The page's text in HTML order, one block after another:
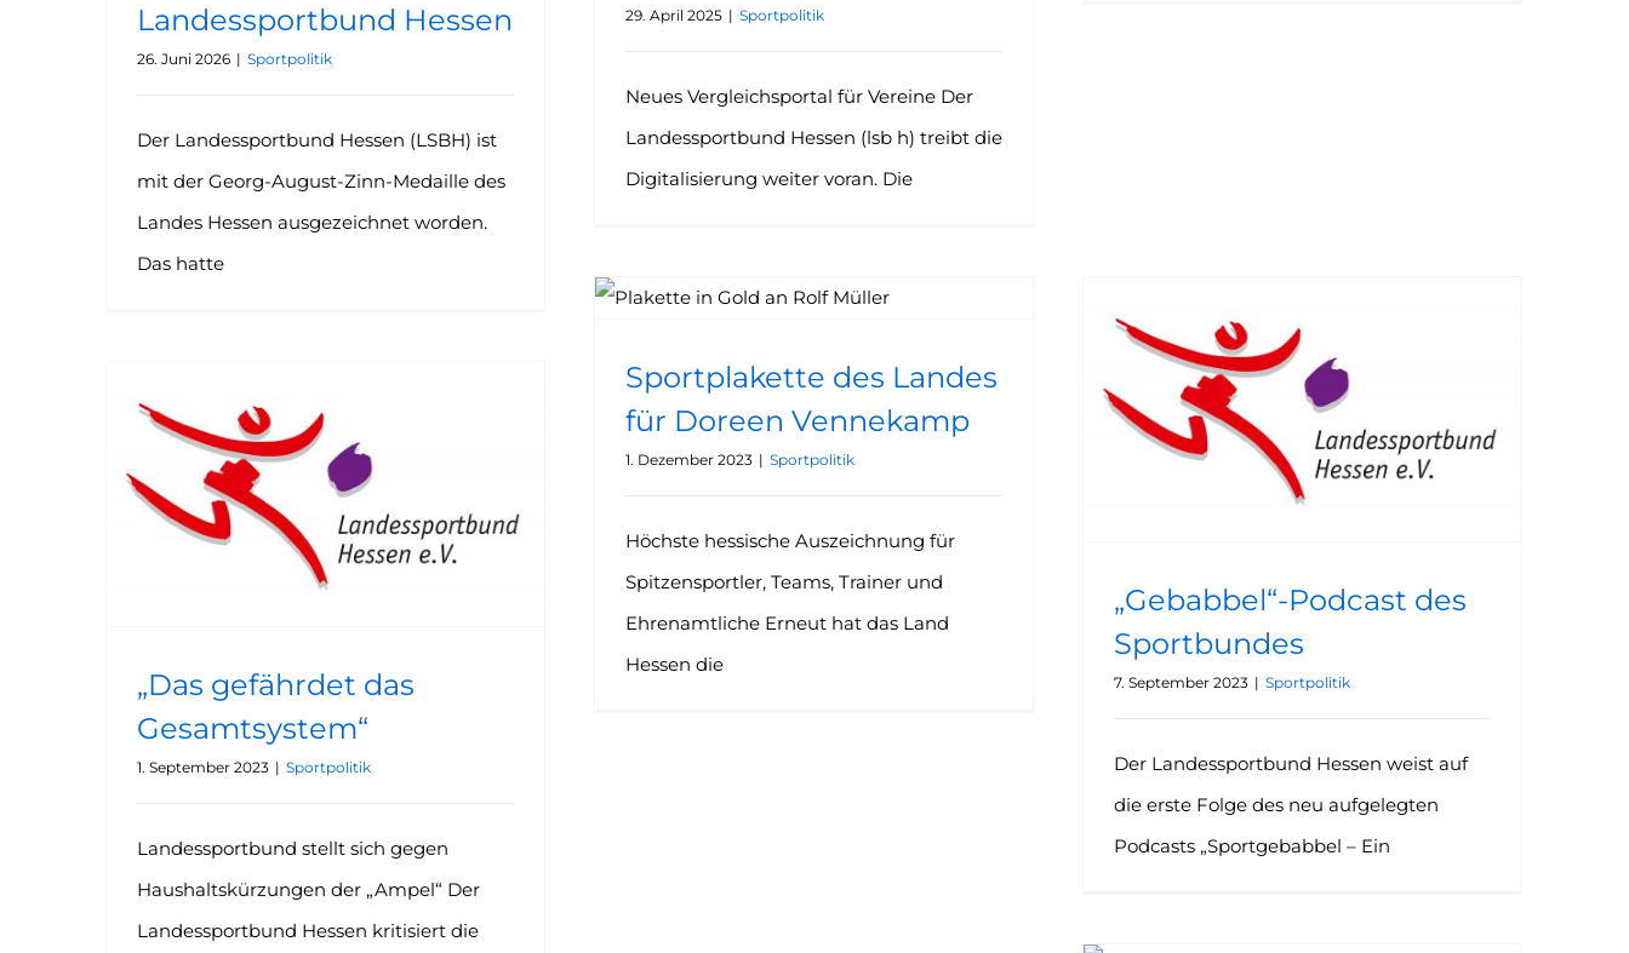
Landessportbund Hessen
26. Juni 2026 | Sportpolitik
Der Landessportbund Hessen (LSBH) ist
mit der Georg-August-Zinn-Medaille des
Landes Hessen ausgezeichnet worden.
Das hatte
29. April 2025 | Sportpolitik
Neues Vergleichsportal für Vereine Der
Landessportbund Hessen (lsb h) treibt die
Digitalisierung weiter voran. Die
Sportplakette des Landes
für Doreen Vennekamp
1. Dezember 2023 | Sportpolitik
Höchste hessische Auszeichnung für
Spitzensportler, Teams, Trainer und
Ehrenamtliche Erneut hat das Land
Hessen die
„Gebabbel“-Podcast des
Sportbundes
7. September 2023 | Sportpolitik
Der Landessportbund Hessen weist auf
die erste Folge des neu aufgelegten
Podcasts „Sportgebabbel – Ein
„Das gefährdet das
Gesamtsystem“
1. September 2023 | Sportpolitik
Landessportbund stellt sich gegen
Haushaltskürzungen der „Ampel“ Der
Landessportbund Hessen kritisiert die